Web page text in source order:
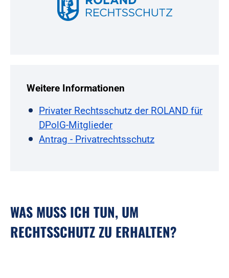
Weitere Informationen
Privater Rechtsschutz der ROLAND für
DPolG-Mitglieder
Antrag - Privatrechtsschutz
WAS MUSS ICH TUN, UM
RECHTSSCHUTZ ZU ERHALTEN?